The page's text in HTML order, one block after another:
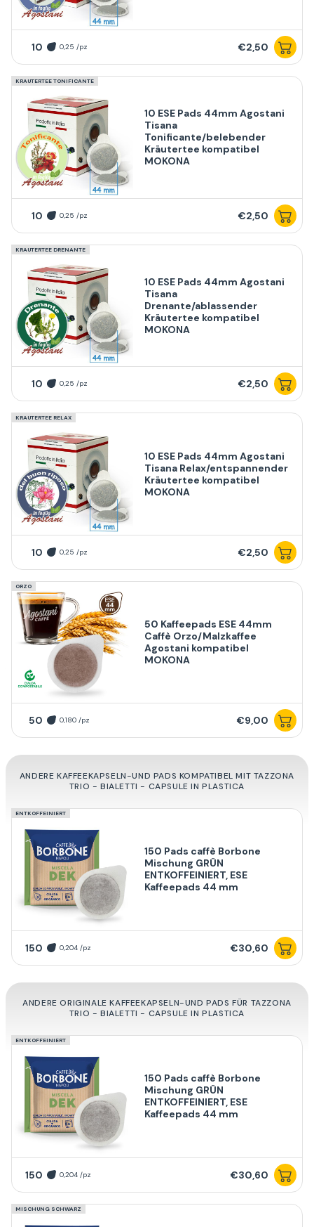
10 0,25 /pz €2,50
KRAUTERTEE TONIFICANTE
10 ESE Pads 44mm Agostani
Tisana
Tonificante/belebender
Kräutertee kompatibel
MOKONA
10 0,25 /pz €2,50
KRAUTERTEE DRENANTE
10 ESE Pads 44mm Agostani
Tisana
Drenante/ablassender
Kräutertee kompatibel
MOKONA
10 0,25 /pz €2,50
KRAUTERTEE RELAX
10 ESE Pads 44mm Agostani
Tisana Relax/entspannender
Kräutertee kompatibel
MOKONA
10 0,25 /pz €2,50
ORZO
50 Kaffeepads ESE 44mm
Caffè Orzo/Malzkaffee
Agostani kompatibel
MOKONA
50 0,180 /pz €9,00
ANDERE KAFFEEKAPSELN-UND PADS KOMPATIBEL MIT TAZZONA
TRIO - BIALETTI - CAPSULE IN PLASTICA
ENTKOFFEINIERT
150 Pads caffè Borbone
Mischung GRÜN
ENTKOFFEINIERT, ESE
Kaffeepads 44 mm
150 0,204 /pz €30,60
ANDERE ORIGINALE KAFFEEKAPSELN-UND PADS FÜR TAZZONA
TRIO - BIALETTI - CAPSULE IN PLASTICA
ENTKOFFEINIERT
150 Pads caffè Borbone
Mischung GRÜN
ENTKOFFEINIERT, ESE
Kaffeepads 44 mm
150 0,204 /pz €30,60
MISCHUNG SCHWARZ